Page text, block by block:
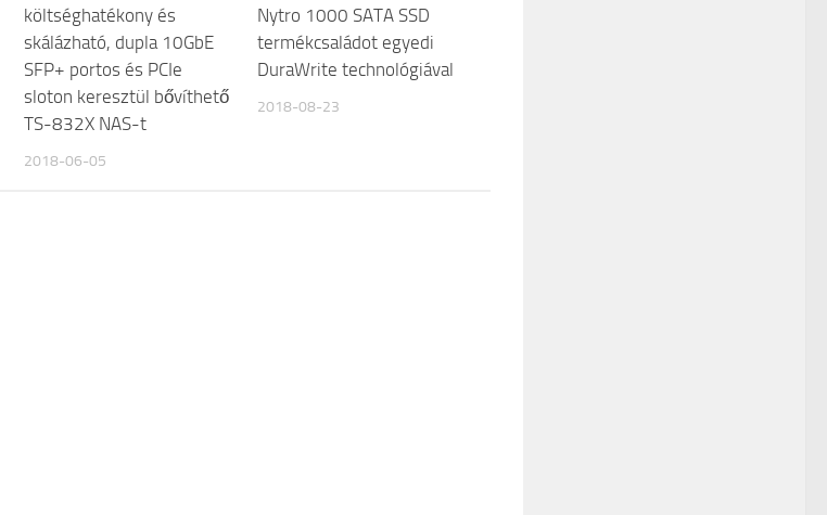
költséghatékony és
skálázható, dupla 10GbE
SFP+ portos és PCIe
sloton keresztül bővíthető
TS-832X NAS-t
2018-06-05
Nytro 1000 SATA SSD
termékcsaládot egyedi
DuraWrite technológiával
2018-08-23